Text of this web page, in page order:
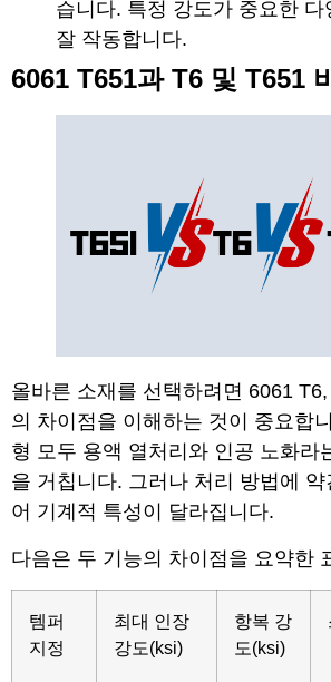
습니다. 특정 강도가 중요한 다
잘 작동합니다.
6061 T651과 T6 및 T651
올바른 소재를 선택하려면 6061
의 차이점을 이해하는 것이 중요합
형 모두 용액 열처리와 인공 노화라
을 거칩니다. 그러나 처리 방법에 약
어 기계적 특성이 달라집니다.
다음은 두 기능의 차이점을 요약한
템퍼
지정
최대 인장
강도(ksi)
항복 강
도(ksi)